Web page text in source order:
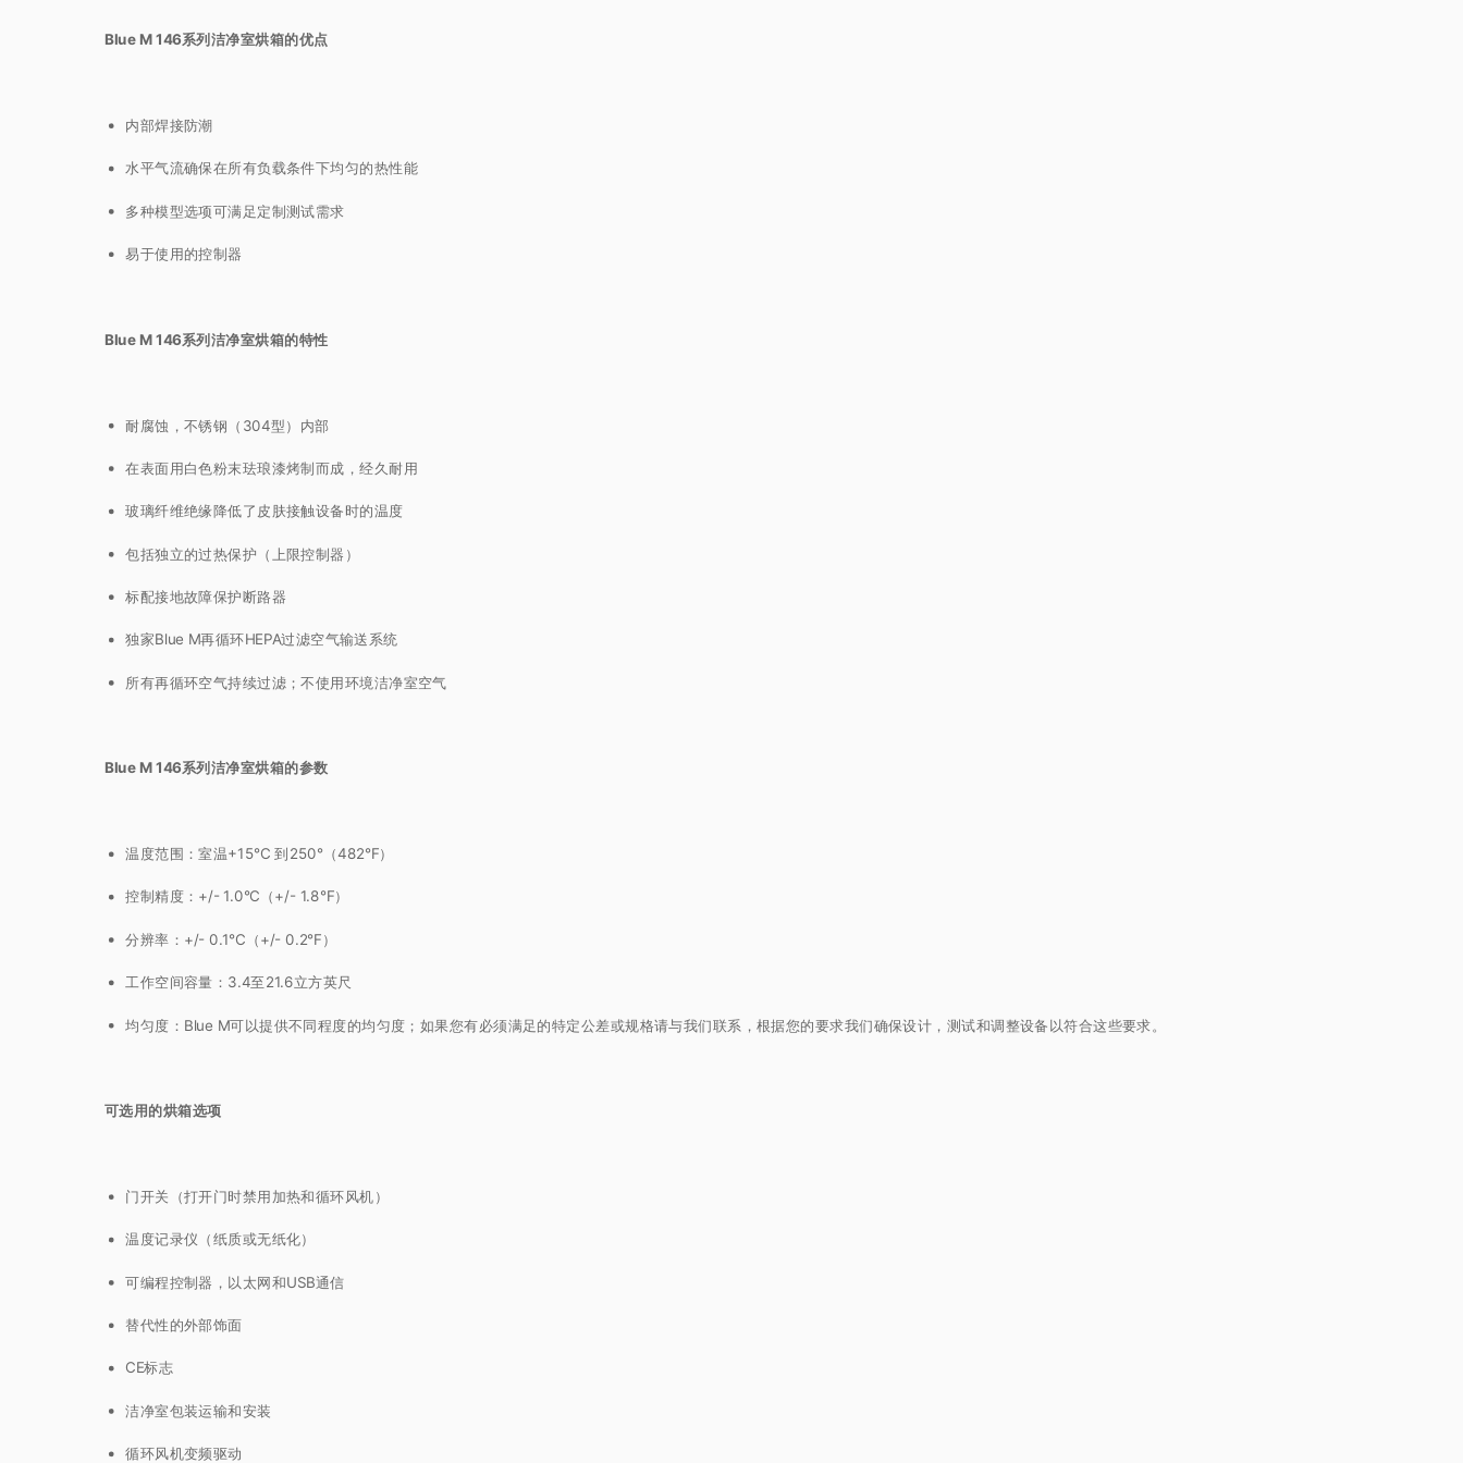
Blue M 146系列洁净室烘箱的优点
内部焊接防潮
水平气流确保在所有负载条件下均匀的热性能
多种模型选项可满足定制测试需求
易于使用的控制器
Blue M 146系列洁净室烘箱的特性
耐腐蚀，不锈钢（304型）内部
在表面用白色粉末珐琅漆烤制而成，经久耐用
玻璃纤维绝缘降低了皮肤接触设备时的温度
包括独立的过热保护（上限控制器）
标配接地故障保护断路器
独家Blue M再循环HEPA过滤空气输送系统
所有再循环空气持续过滤；不使用环境洁净室空气
Blue M 146系列洁净室烘箱的参数
温度范围：室温+15°C 到250°（482°F）
控制精度：+/- 1.0°C（+/- 1.8°F）
分辨率：+/- 0.1°C（+/- 0.2°F）
工作空间容量：3.4至21.6立方英尺
均匀度：Blue M可以提供不同程度的均匀度；如果您有必须满足的特定公差或规格请与我们联系，根据您的要求我们确保设计，测试和调整设备以符合这些要求。
可选用的烘箱选项
门开关（打开门时禁用加热和循环风机）
温度记录仪（纸质或无纸化）
可编程控制器，以太网和USB通信
替代性的外部饰面
CE标志
洁净室包装运输和安装
循环风机变频驱动